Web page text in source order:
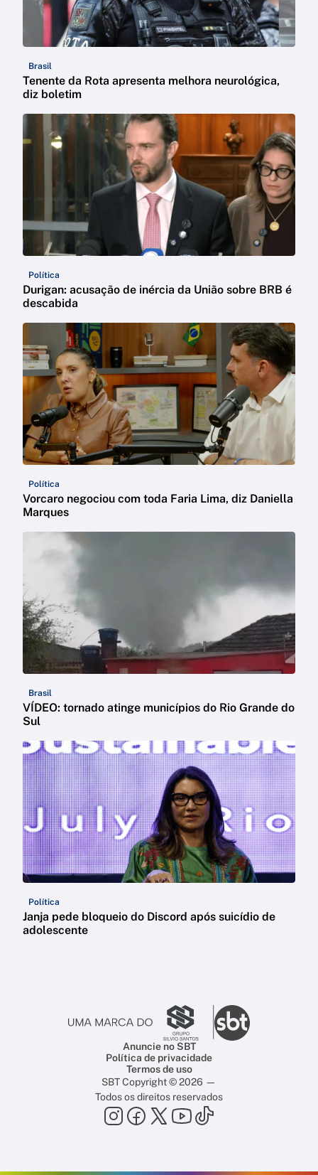
Brasil
Tenente da Rota apresenta melhora neurológica,
diz boletim
Política
Durigan: acusação de inércia da União sobre BRB é
descabida
Política
Vorcaro negociou com toda Faria Lima, diz Daniella
Marques
Brasil
VÍDEO: tornado atinge municípios do Rio Grande do
Sul
Política
Janja pede bloqueio do Discord após suicídio de
adolescente
Anuncie no SBT
Política de privacidade
Termos de uso
SBT Copyright © 2026 —
Todos os direitos reservados